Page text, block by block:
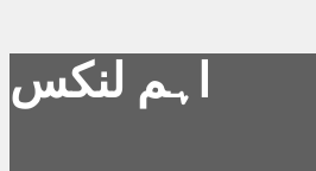
اہم لنکس